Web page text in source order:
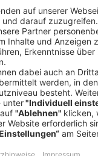
für
eingehalten hat.
53117 Bonn
der oben